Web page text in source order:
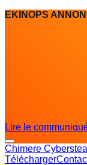
EKINOPS
Lire le
Chimere
Télécharger